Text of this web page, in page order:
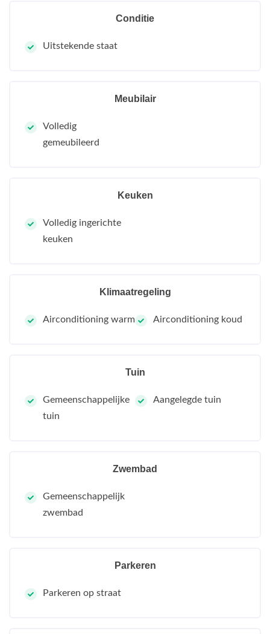
Conditie
Uitstekende staat
Meubilair
Volledig
gemeubileerd
Keuken
Volledig ingerichte
keuken
Klimaatregeling
Airconditioning warm Airconditioning koud
Tuin
Gemeenschappelijke
tuin
Aangelegde tuin
Zwembad
Gemeenschappelijk
zwembad
Parkeren
Parkeren op straat